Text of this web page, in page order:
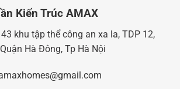
Kiến Trúc AMAX
khu tập thể công an xa la, TDP 12,
Hà Đông, Tp Hà Nội